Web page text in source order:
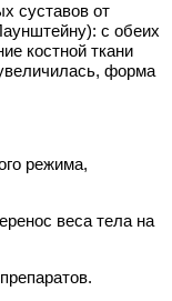
суставов от
с обеих
костной ткани
форма
режима,
веса тела на